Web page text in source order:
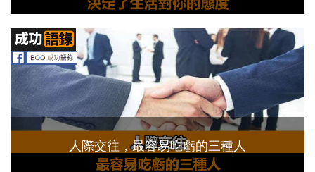
人際交往，最容易吃虧的三種人